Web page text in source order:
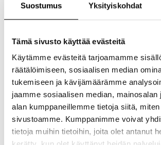
Suostumus Yksityiskohdat
Tämä sivusto käyttää evästeitä
Käytämme evästeitä tarjoamamme
räätälöimiseen, sosiaalisen median
tukemiseen ja kävijämäärämme
jaamme sosiaalisen median, mainosalan
alan kumppaneillemme tietoja siitä,
sivustoamme. Kumppanimme voivat
tietoja muihin tietoihin, joita olet antanut
Ajan voit varata soittamalla
Käynti ajanvarausasiakkaille liikkeiden
Päivittäisasioissa voit varata ajan
Leppävaaran tai Tikkurilan konttoriin.
Info-palvelut ilman ajanvarausta löydät
16.30 Pasilan konttorista, osoitteessa
Mikonkadun konttorista ma, ke, pe klo
osoitteessa Mikonkatu 11.